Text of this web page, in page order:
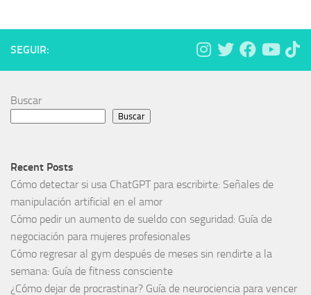
SEGUIR:
Buscar
Buscar
Recent Posts
Cómo detectar si usa ChatGPT para escribirte: Señales de
manipulación artificial en el amor
Cómo pedir un aumento de sueldo con seguridad: Guía de
negociación para mujeres profesionales
Cómo regresar al gym después de meses sin rendirte a la
semana: Guía de fitness consciente
¿Cómo dejar de procrastinar? Guía de neurociencia para vencer